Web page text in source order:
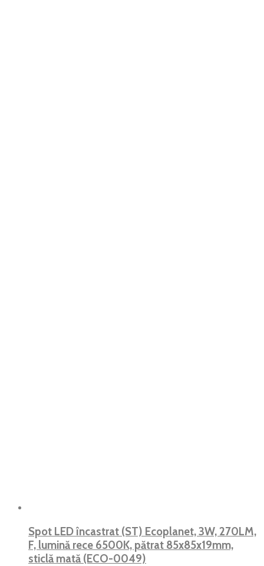
Spot LED încastrat (ST) Ecoplanet, 3W, 270LM,
F, lumină rece 6500K, pătrat 85x85x19mm,
sticlă mată (ECO-0049)